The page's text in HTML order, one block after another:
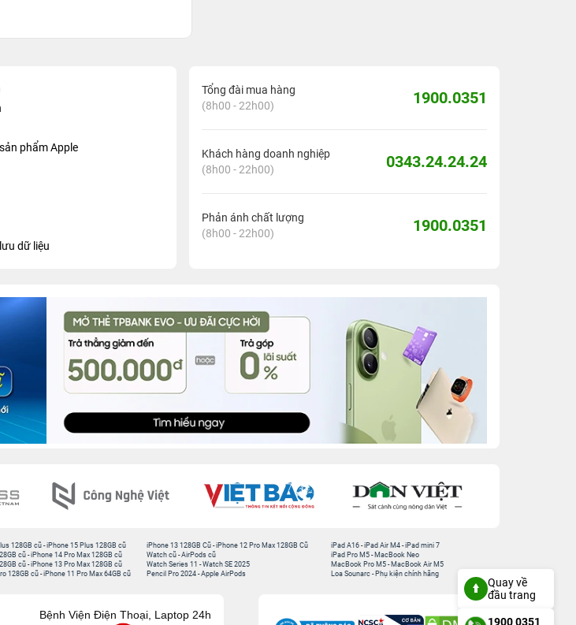
phẩm Apple
dữ liệu
Tổng đài mua hàng
(8h00 - 22h00)
1900.0351
Khách hàng doanh nghiệp
(8h00 - 22h00)
0343.24.24.24
Phản ánh chất lượng
(8h00 - 22h00)
1900.0351
128GB cũ-iPhone 15 Plus 128GB cũ
cũ-iPhone 14 Pro Max 128GB cũ
cũ-iPhone 13 Pro Max 128GB cũ
128GB cũ -iPhone 11 Pro Max 64GB cũ
iPhone 13 128GB Cũ -iPhone 12 Pro Max 128GB Cũ
Watch cũ -AirPods cũ
Watch Series 11 -Watch SE 2025
Pencil Pro 2024 -Apple AirPods
iPad A16 -iPad Air M4 -iPad mini 7
iPad Pro M5 - MacBook Neo
MacBook Pro M5 - MacBook Air M5
Loa Sounarc - Phụ kiện chính hãng
Bệnh Viện Điện Thoại, Laptop 24h
Quay về
đầu trang
1900 0351